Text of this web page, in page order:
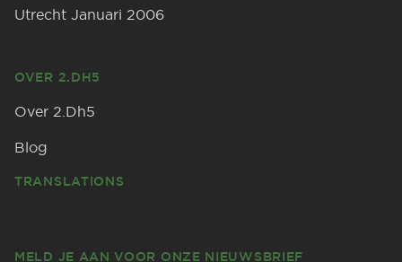
Utrecht Januari 2006
OVER 2.DH5
Over 2.Dh5
Blog
TRANSLATIONS
MELD JE AAN VOOR ONZE NIEUWSBRIEF